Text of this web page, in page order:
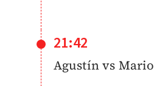
21:42
Agustín vs Mario